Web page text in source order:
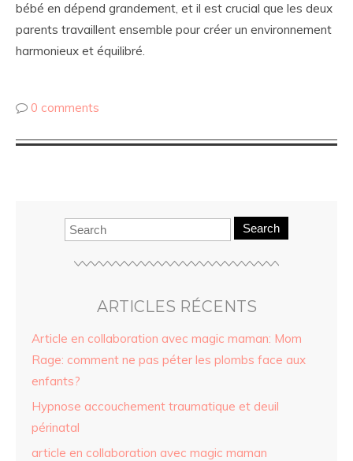
bébé en dépend grandement, et il est crucial que les deux
parents travaillent ensemble pour créer un environnement
harmonieux et équilibré.
0 comments
Search
ARTICLES RÉCENTS
Article en collaboration avec magic maman: Mom
Rage: comment ne pas péter les plombs face aux
enfants?
Hypnose accouchement traumatique et deuil
périnatal
article en collaboration avec magic maman